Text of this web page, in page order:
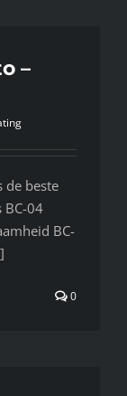
–
de beste
BC-04
BC-
0